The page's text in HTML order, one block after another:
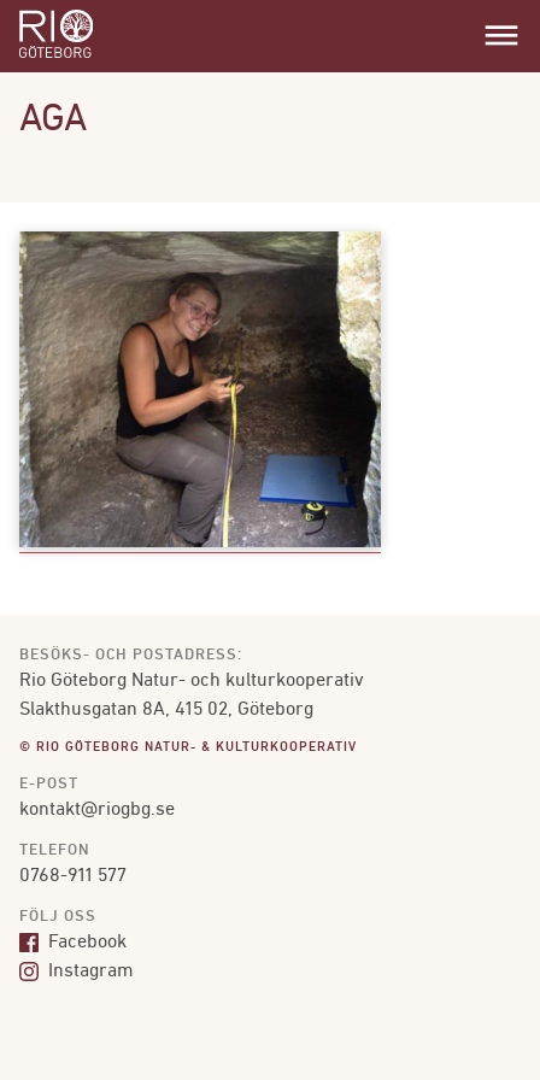
dehaze
AGA
BESÖKS- OCH POSTADRESS:
Rio Göteborg Natur- och kulturkooperativ
Slakthusgatan 8A, 415 02, Göteborg
© RIO GÖTEBORG NATUR- & KULTURKOOPERATIV
E-POST
kontakt@riogbg.se
TELEFON
0768-911 577
FÖLJ OSS
Facebook
Instagram